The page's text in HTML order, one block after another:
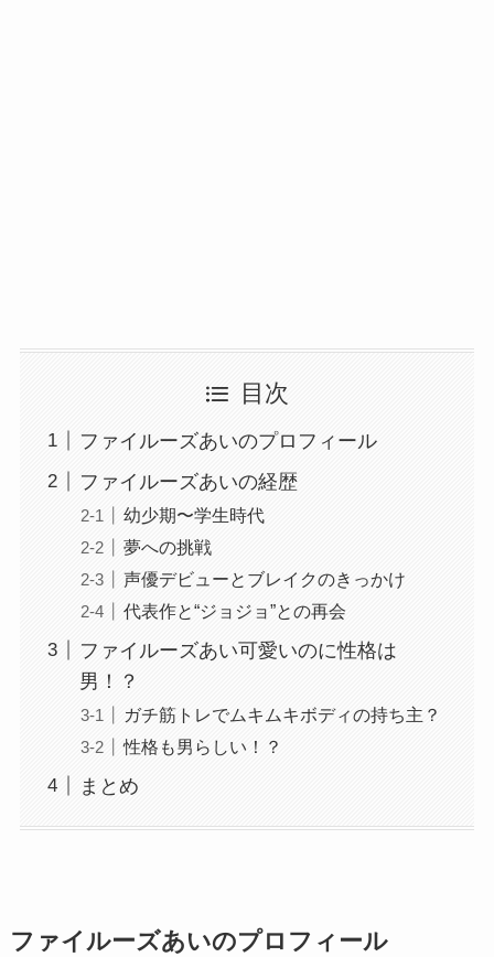
目次
ファイルーズあいのプロフィール
ファイルーズあいの経歴
幼少期〜学生時代
夢への挑戦
声優デビューとブレイクのきっかけ
代表作と“ジョジョ”との再会
ファイルーズあい可愛いのに性格は
男！？
ガチ筋トレでムキムキボディの持ち主？
性格も男らしい！？
まとめ
ファイルーズあいのプロフィール